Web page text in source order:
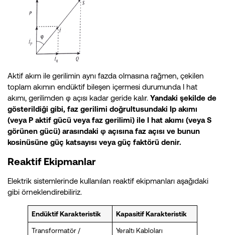
Aktif akım ile gerilimin aynı fazda olmasına rağmen, çekilen
toplam akımın endüktif bileşen içermesi durumunda I hat
akımı, gerilimden φ açısı kadar geride kalır. Yandaki şekilde de
gösterildiği gibi, faz gerilimi doğrultusundaki Ip akımı
(veya P aktif gücü veya faz gerilimi) ile I hat akımı (veya S
görünen gücü) arasındaki φ açısına faz açısı ve bunun
kosinüsüne güç katsayısı veya güç faktörü denir.
Reaktif Ekipmanlar
Elektrik sistemlerinde kullanılan reaktif ekipmanları aşağıdaki
gibi örneklendirebiliriz.
Endüktif Karakteristik Kapasitif Karakteristik
Transformatör /
Yeraltı Kabloları